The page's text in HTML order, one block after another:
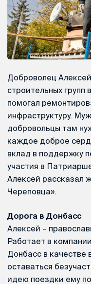
Доброволец
строительных групп
помогал
инфраструктуру.
добровольцы там
каждое доброе
вклад в поддержку
участия в
Алексей рассказал
Череповца».
Дорога в Донбасс
Алексей –
Работает в
Донбасс в качестве
оставаться
идею поездки ему